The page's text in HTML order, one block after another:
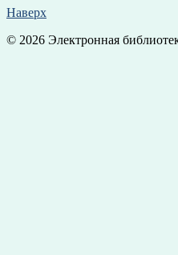
Наверх
© 2026 Электронная